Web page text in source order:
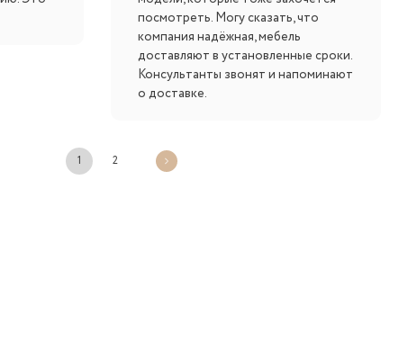
посмотреть. Могу сказать, что
компания надёжная, мебель
доставляют в установленные сроки.
Консультанты звонят и напоминают
о доставке.
1 2